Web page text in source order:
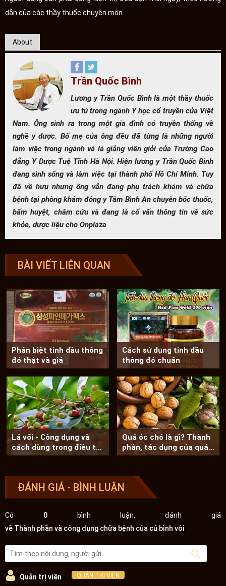
dẫn của các thầy thuốc chuyên môn.
About
Trần Quốc Bình
Lương y Trần Quốc Bình là một thầy thuốc
ưu tú trong ngành Y học cổ truyền của Việt
Nam. Ông sinh ra trong một gia đình có truyền thống về
nghề y dược. Bố mẹ của ông đều đã từng là những người
làm việc trong ngành và là giảng viên giỏi của Trường Cao
đẳng Y Dược Tuệ Tĩnh Hà Nội. Hiện lương y Trần Quốc Bình
đang sinh sống và làm việc tại thành phố Hồ Chí Minh. Tuy
đã về hưu nhưng ông vẫn đang phụ trách khám và chữa
bệnh tại phòng khám đông y Tâm Bình An chuyên bốc thuốc,
bấm huyệt, châm cứu và đang là cố vấn thông tin về sức
khỏe, dược liệu cho Onplaza
BÀI VIẾT LIÊN QUAN
Phân biệt tinh dầu thông
đỏ thật và giả
Cách sử dụng tinh dầu
thông đỏ chuẩn
Lá vối - Công dụng và
cách dùng trong điều trị
bệnh
Quả óc chó là gì? Thành
phần, tác dụng của quả
óc chó
ĐÁNH GIÁ - BÌNH LUẬN
Có 0bình luận, đánh giá
về Thành phần và công dụng chữa bệnh của củ bình vôi
Quản trị viên QUẢN TRỊ VIÊN